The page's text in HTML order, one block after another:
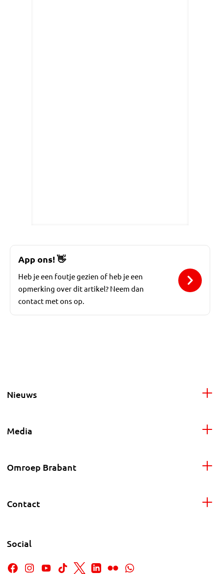
App ons!👋
Heb je een foutje gezien of heb je een
opmerking over dit artikel? Neem dan
contact met ons op.
Nieuws
Media
Omroep Brabant
Contact
Social